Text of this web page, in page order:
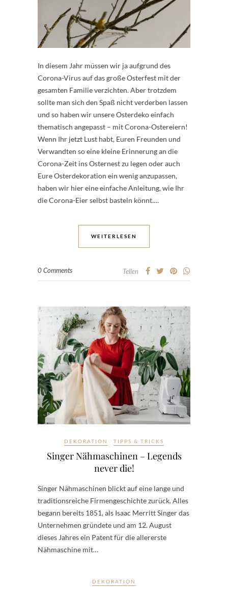
In diesem Jahr müssen wir ja aufgrund des
Corona-Virus auf das große Osterfest mit der
gesamten Familie verzichten. Aber trotzdem
sollte man sich den Spaß nicht verderben lassen
und so haben wir unsere Osterdeko einfach
thematisch angepasst – mit Corona-Ostereiern!
Wenn Ihr jetzt Lust habt, Euren Freunden und
Verwandten so eine kleine Erinnerung an die
Corona-Zeit ins Osternest zu legen oder auch
Eure Osterdekoration ein wenig anzupassen,
haben wir hier eine einfache Anleitung, wie Ihr
die Corona-Eier selbst basteln könnt.…
WEITERLESEN
0 Comments Teilen
DEKORATION TIPPS & TRICKS
Singer Nähmaschinen – Legends
never die!
Singer Nähmaschinen blickt auf eine lange und
traditionsreiche Firmengeschichte zurück. Alles
begann bereits 1851, als Isaac Merritt Singer das
Unternehmen gründete und am 12. August
dieses Jahres ein Patent für die allererste
Nähmaschine mit…
DEKORATION